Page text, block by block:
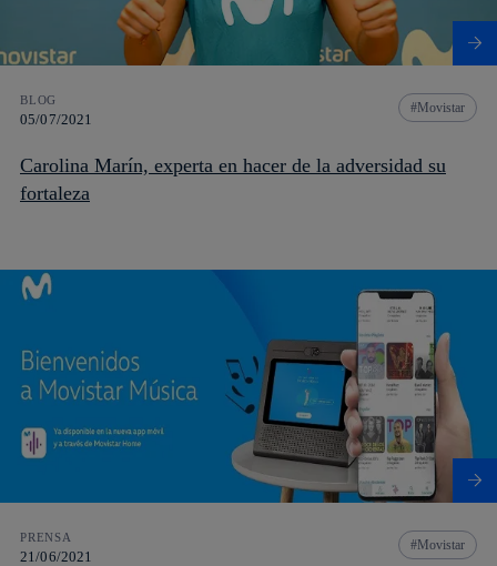
BLOG
05/07/2021
Movistar
Carolina Marín, experta en hacer de la adversidad su
fortaleza
PRENSA
21/06/2021
Movistar